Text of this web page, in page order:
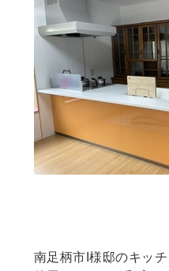
南足柄市I様邸のキッ